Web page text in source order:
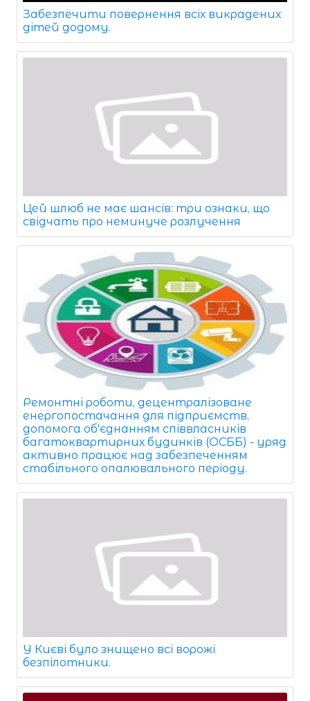
Забезпечити повернення всіх викрадених
дітей додому.
Цей шлюб не має шансів: три ознаки, що
свідчать про неминуче розлучення
Ремонтні роботи, децентралізоване
енергопостачання для підприємств,
допомога об'єднанням співвласників
багатоквартирних будинків (ОСББ) - уряд
активно працює над забезпеченням
стабільного опалювального періоду.
У Києві було знищено всі ворожі
безпілотники.